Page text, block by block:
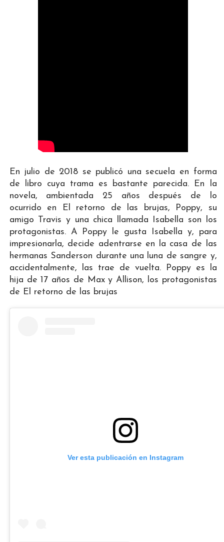
En julio de 2018 se publicó una secuela en forma
de libro cuya trama es bastante parecida. En la
novela, ambientada 25 años después de lo
ocurrido en El retorno de las brujas, Poppy, su
amigo Travis y una chica llamada Isabella son los
protagonistas. A Poppy le gusta Isabella y, para
impresionarla, decide adentrarse en la casa de las
hermanas Sanderson durante una luna de sangre y,
accidentalmente, las trae de vuelta. Poppy es la
hija de 17 años de Max y Allison, los protagonistas
de El retorno de las brujas
Ver esta publicación en Instagram